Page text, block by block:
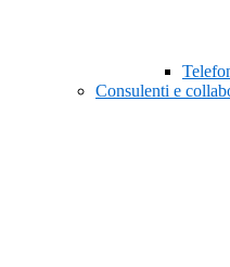
Consulenti e